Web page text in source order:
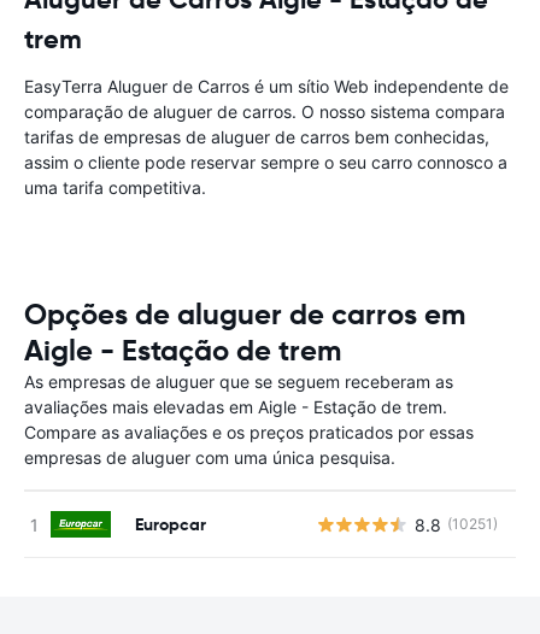
trem
EasyTerra Aluguer de Carros é um sítio Web independente de
comparação de aluguer de carros. O nosso sistema compara
tarifas de empresas de aluguer de carros bem conhecidas,
assim o cliente pode reservar sempre o seu carro connosco a
uma tarifa competitiva.
Opções de aluguer de carros em
Aigle - Estação de trem
As empresas de aluguer que se seguem receberam as
avaliações mais elevadas em Aigle - Estação de trem.
Compare as avaliações e os preços praticados por essas
empresas de aluguer com uma única pesquisa.
Europcar 8.8 (10251)